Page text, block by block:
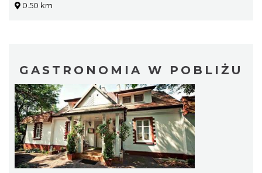
0.50 km
GASTRONOMIA W POBLIŻU